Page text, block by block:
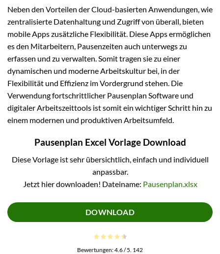
Neben den Vorteilen der Cloud-basierten Anwendungen, wie
zentralisierte Datenhaltung und Zugriff von überall, bieten
mobile Apps zusätzliche Flexibilität. Diese Apps ermöglichen
es den Mitarbeitern, Pausenzeiten auch unterwegs zu
erfassen und zu verwalten. Somit tragen sie zu einer
dynamischen und moderne Arbeitskultur bei, in der
Flexibilität und Effizienz im Vordergrund stehen. Die
Verwendung fortschrittlicher Pausenplan Software und
digitaler Arbeitszeittools ist somit ein wichtiger Schritt hin zu
einem modernen und produktiven Arbeitsumfeld.
Pausenplan Excel Vorlage Download
Diese Vorlage ist sehr übersichtlich, einfach und individuell
anpassbar.
Jetzt hier downloaden! Dateiname: Pausenplan.xlsx
DOWNLOAD
Bewertungen:4.6/ 5. 142